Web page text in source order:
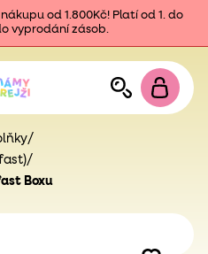
od 1.800Kč! Platí od 1. do
vyprodání zásob.
/
/
Boxu